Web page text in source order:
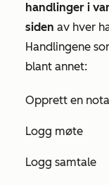
handlinger i
siden av hver
Handlingene
blant annet:
Opprett en
Logg møte
Logg samtale